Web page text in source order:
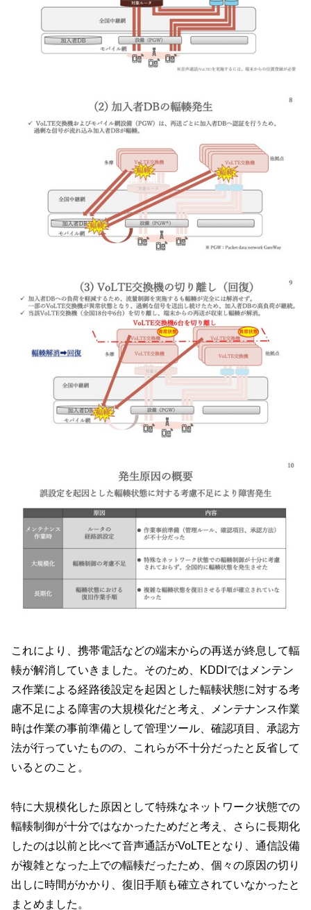
これにより、携帯電話などの端末からの再送が終息して輻
輳が解消していきました。そのため、KDDIではメンテン
ス作業による経路後設定を起因とした輻輳状態に対する考
慮不足による障害の大規模化だと考え、メンテナンス作業
時は作業の事前準備として管理ツール、確認項目、承認方
法が行っていたものの、これらが不十分だったと反省して
いるとのこと。
特に大規模化した原因として特殊なネットワーク状態での
輻輳制御が十分ではなかったためだと考え、さらに長期化
したのは以前と比べて音声通話がVoLTEとなり、通信設備
が複雑となった上での輻輳だったため、個々の原因の切り
出しに時間がかかり、復旧手順も確立されていなかったと
まとめました。